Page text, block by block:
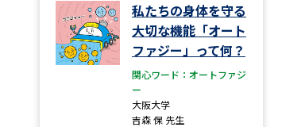
私たちの身体を守る
大切な機能「オート
ファジー」って何？
関心ワード：オートファジ
ー
大阪大学
吉森 保 先生